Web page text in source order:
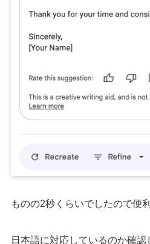
ものの2秒くらいでしたので便
日本語に対応しているのか確